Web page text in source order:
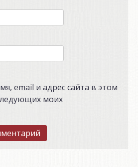
email и адрес сайта в этом
моих